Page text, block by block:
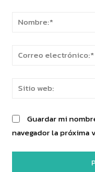
Guardar mi
navegador la próxima